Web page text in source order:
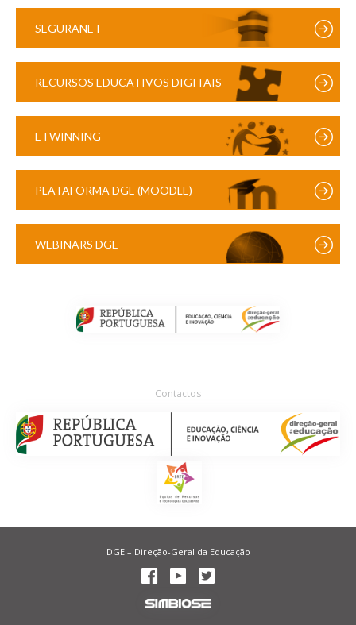
SEGURANET
RECURSOS EDUCATIVOS DIGITAIS
ETWINNING
PLATAFORMA DGE (MOODLE)
WEBINARS DGE
Contactos
DGE – Direção-Geral da Educação